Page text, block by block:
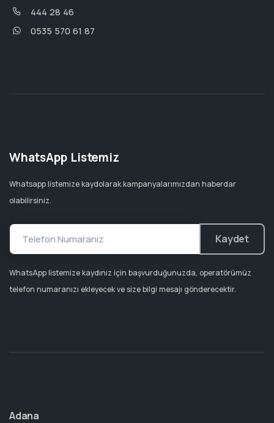
444 28 46
0535 570 61 87
WhatsApp Listemiz
Whatsapp listemize kaydolarak kampanyalarımızdan haberdar
olabilirsiniz.
Kaydet
WhatsApp listemize kaydınız için başvurduğunuzda, operatörümüz
telefon numaranızı ekleyecek ve size bilgi mesajı gönderecektir.
Adana